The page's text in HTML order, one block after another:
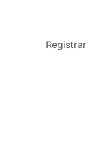
Registrar